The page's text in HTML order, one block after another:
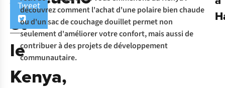
et
le
Kenya,
Tweet
découvrez comment l'achat d'une polaire bien chaude
ou d'un sac de couchage douillet permet non
seulement d'améliorer votre confort, mais aussi de
contribuer à des projets de développement
communautaire.